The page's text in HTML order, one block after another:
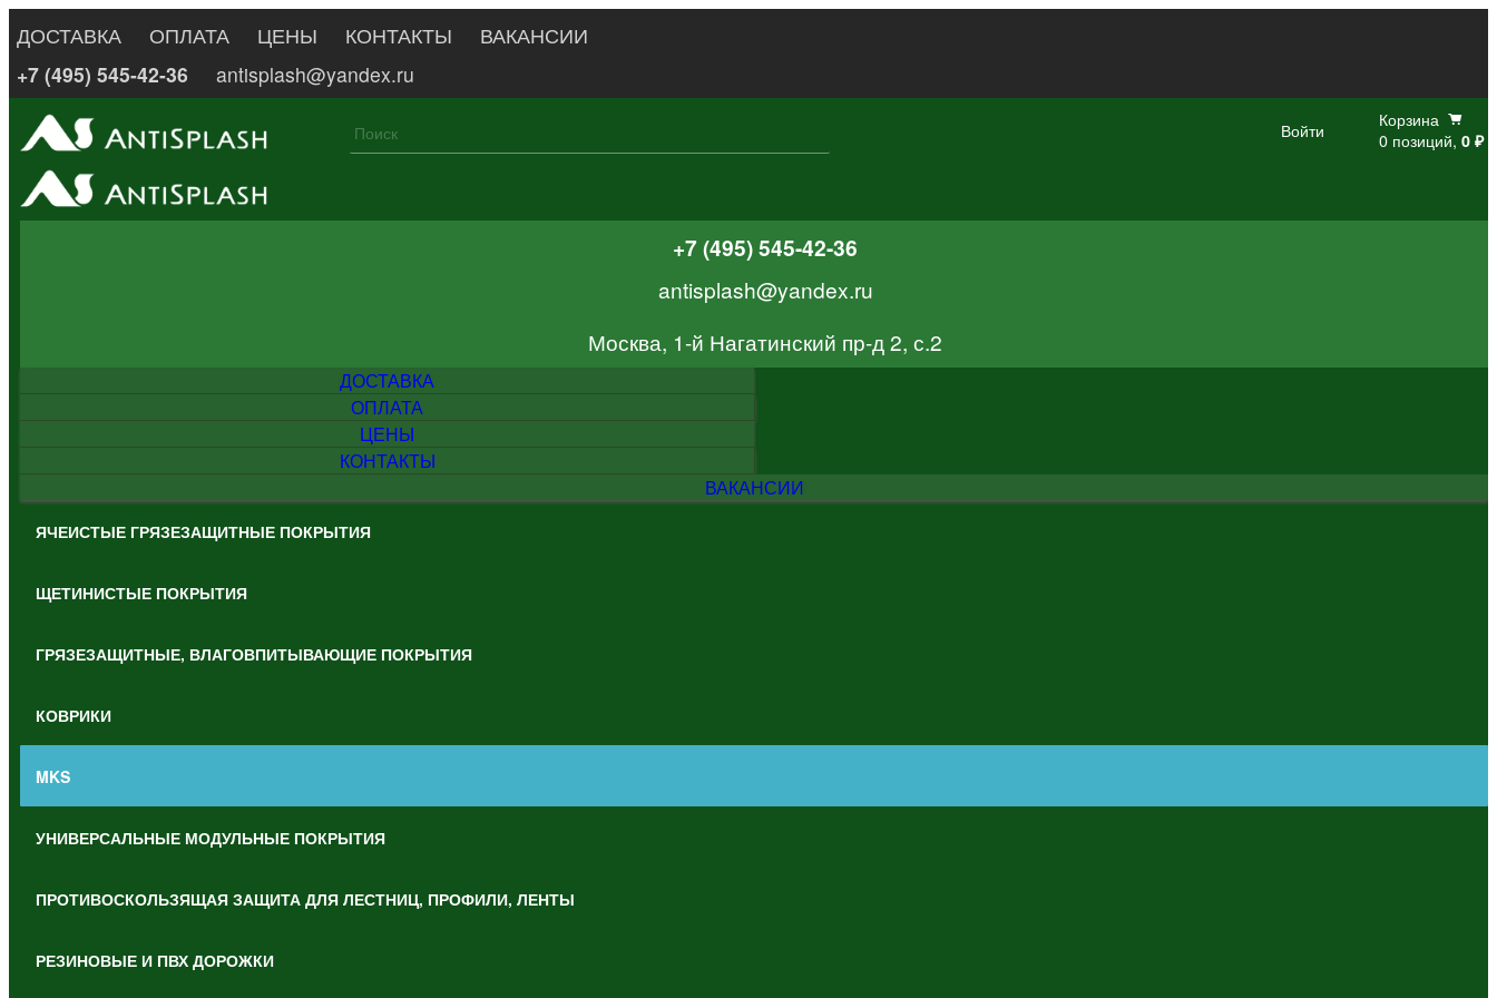
ДОСТАВКА ОПЛАТА ЦЕНЫ КОНТАКТЫ
ВАКАНСИИ
+7 (495) 545-42-36
antisplash@yandex.ru
Войти
Корзина
0 позиций, 0 ₽
+7 (495) 545-42-36
antisplash@yandex.ru
Москва, 1-й Нагатинский пр-д 2, с.2
ДОСТАВКА
ОПЛАТА
ЦЕНЫ
КОНТАКТЫ
ВАКАНСИИ
ЯЧЕИСТЫЕ ГРЯЗЕЗАЩИТНЫЕ ПОКРЫТИЯ
ЩЕТИНИСТЫЕ ПОКРЫТИЯ
ГРЯЗЕЗАЩИТНЫЕ, ВЛАГОВПИТЫВАЮЩИЕ ПОКРЫТИЯ
КОВРИКИ
MKS
УНИВЕРСАЛЬНЫЕ МОДУЛЬНЫЕ ПОКРЫТИЯ
ПРОТИВОСКОЛЬЗЯЩАЯ ЗАЩИТА ДЛЯ ЛЕСТНИЦ, ПРОФИЛИ, ЛЕНТЫ
РЕЗИНОВЫЕ И ПВХ ДОРОЖКИ